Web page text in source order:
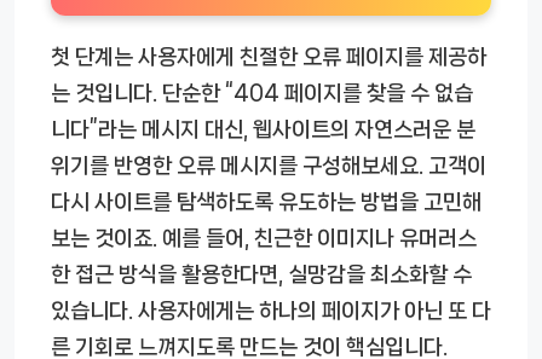
첫 단계는 사용자에게 친절한 오류 페이지를 제공하
는 것입니다. 단순한 “404 페이지를 찾을 수 없습
니다”라는 메시지 대신, 웹사이트의 자연스러운 분
위기를 반영한 오류 메시지를 구성해보세요. 고객이
다시 사이트를 탐색하도록 유도하는 방법을 고민해
보는 것이죠. 예를 들어, 친근한 이미지나 유머러스
한 접근 방식을 활용한다면, 실망감을 최소화할 수
있습니다. 사용자에게는 하나의 페이지가 아닌 또 다
른 기회로 느껴지도록 만드는 것이 핵심입니다.